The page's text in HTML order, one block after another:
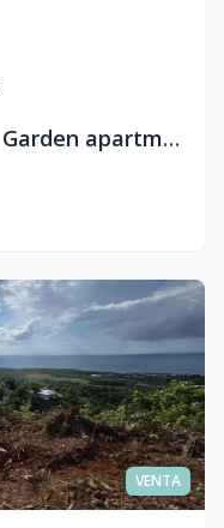
Taxfree Cap Cana Marina Garden apartment for sale
VENTA